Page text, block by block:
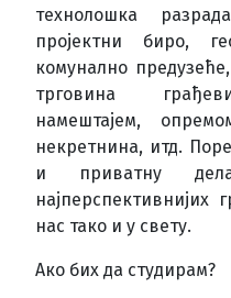
технолошка
пројектни биро,
комунално
трговина
намештајем,
некретнина, итд.
и приватну
нас тако и у свету.
Ако бих да студирам?